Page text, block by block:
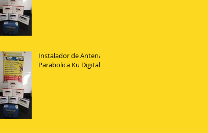
Instalador de Antena
Parabolica Ku Digital